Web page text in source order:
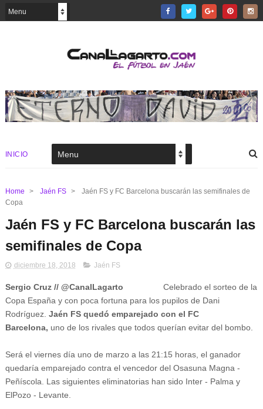
INICIO
Home > Jaén FS >
Jaén FS y FC Barcelona buscarán las semifinales de
Copa
Jaén FS y FC Barcelona buscarán las
semifinales de Copa
diciembre 18, 2018 Jaén FS
Sergio Cruz // @CanalLagarto Celebrado el sorteo de la
Copa España y con poca fortuna para los pupilos de Dani
Rodríguez. Jaén FS quedó emparejado con el FC
Barcelona, uno de los rivales que todos querían evitar del bombo.
Será el viernes día uno de marzo a las 21:15 horas, el ganador
quedaría emparejado contra el vencedor del Osasuna Magna -
Peñíscola. Las siguientes eliminatorias han sido Inter - Palma y
ElPozo - Levante.